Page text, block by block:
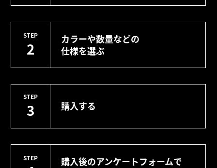
STEP
2
カラーや数量などの
仕様を選ぶ
STEP
3 購入する
STEP
購入後のアンケートフォームで